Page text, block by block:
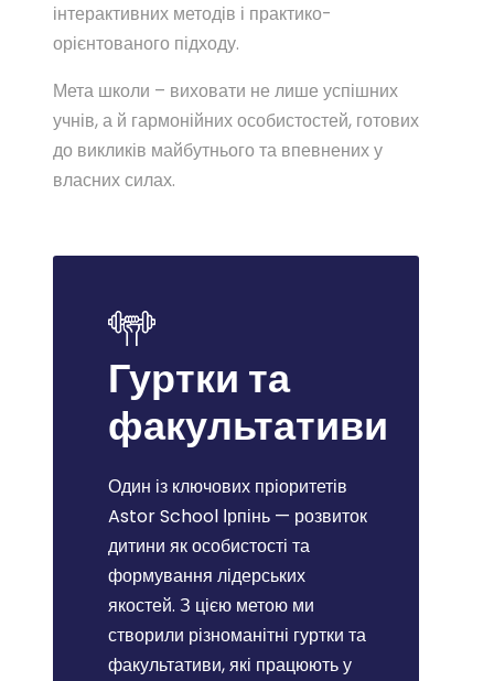
інтерактивних методів і практико-
орієнтованого підходу.
Мета школи – виховати не лише успішних
учнів, а й гармонійних особистостей, готових
до викликів майбутнього та впевнених у
власних силах.
Гуртки та
факультативи
Один із ключових пріоритетів
Astor School Ірпінь — розвиток
дитини як особистості та
формування лідерських
якостей. З цією метою ми
створили різноманітні гуртки та
факультативи, які працюють у